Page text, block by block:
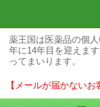
薬王国は医薬品の個
年に14年目を迎えま
ってまいります。
【メールが届かないお